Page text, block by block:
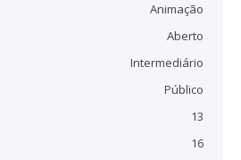
Animação
Aberto
Intermediário
Público
13
16